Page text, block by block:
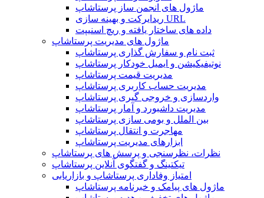
ماژول های انجمن ساز پرستاشاپ
ریدایرکت و بهینه سازی URL
داده های ساختار یافته و ریچ اسنیپت
ماژول های مدیریت پرستاشاپ
ثبت نام و سفارش گذاری پرستاشاپ
نوتیفیکیشن و ایمیل خودکار پرستاشاپ
مدیریت قیمت پرستاشاپ
مدیریت حساب کاربری پرستاشاپ
واردسازی و خروجی گیری پرستاشاپ
مدیریت داشبورد و آمار پرستاشاپ
بین الملل و بومی سازی پرستاشاپ
مهاجرت و انتقال پرستاشاپ
ابزارهای مدیریت پرستاشاپ
نظرات، نظرسنجی و پرسش های پرستاشاپ
تیکتینگ و گفتگوی آنلاین پرستاشاپ
امتیاز وفاداری پرستاشاپ و بازاریابی
ماژول های پیامک و خبرنامه پرستاشاپ